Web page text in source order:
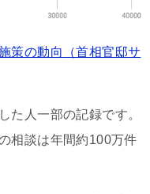
策の動向（首相官邸サ
た人一部の記録です。
相談は年間約100万件